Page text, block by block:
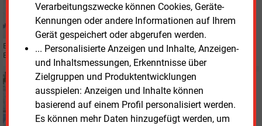
Verarbeitungszwecke können Cookies, Geräte-
Kennungen oder andere Informationen auf Ihrem
Gerät gespeichert oder abgerufen werden.
... Personalisierte Anzeigen und Inhalte, Anzeigen-
und Inhaltsmessungen, Erkenntnisse über
Zielgruppen und Produktentwicklungen
ausspielen: Anzeigen und Inhalte können
basierend auf einem Profil personalisiert werden.
Es können mehr Daten hinzugefügt werden, um
Firmen sparen sechsstellige Summen mit Solarstrom
Eon hat herausgefunden, dass Unternehmen durch eigene Solaranlagen und
E-Fahrzeuge jährlich über 100.000 Euro Betriebskosten einsparen können.
Montag, 26.05.2025, 13:25
LADEINFRASTRUKTUR
Vattenfall plant Schnellladesäulen an 124
Standorten